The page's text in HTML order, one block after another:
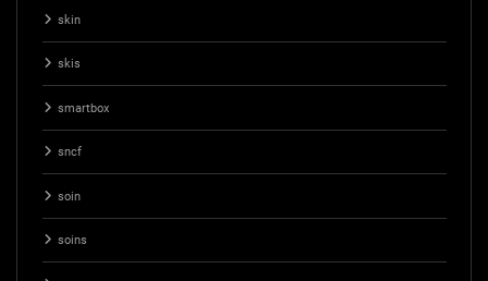
skin
skis
smartbox
sncf
soin
soins